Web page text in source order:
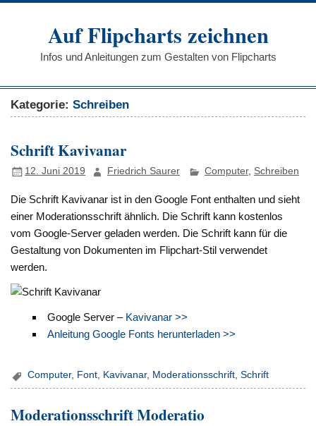
Auf Flipcharts zeichnen
Infos und Anleitungen zum Gestalten von Flipcharts
Kategorie:Schreiben
Schrift Kavivanar
12. Juni 2019 Friedrich Saurer Computer, Schreiben
Die Schrift Kavivanar ist in den Google Font enthalten und sieht
einer Moderationsschrift ähnlich. Die Schrift kann kostenlos
vom Google-Server geladen werden. Die Schrift kann für die
Gestaltung von Dokumenten im Flipchart-Stil verwendet
werden.
Google Server – Kavivanar >>
Anleitung Google Fonts herunterladen >>
Computer, Font, Kavivanar, Moderationsschrift,Schrift
Moderationsschrift Moderatio